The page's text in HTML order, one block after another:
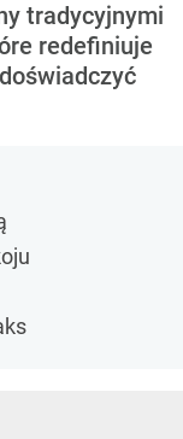
tradycyjnymi
redefiniuje